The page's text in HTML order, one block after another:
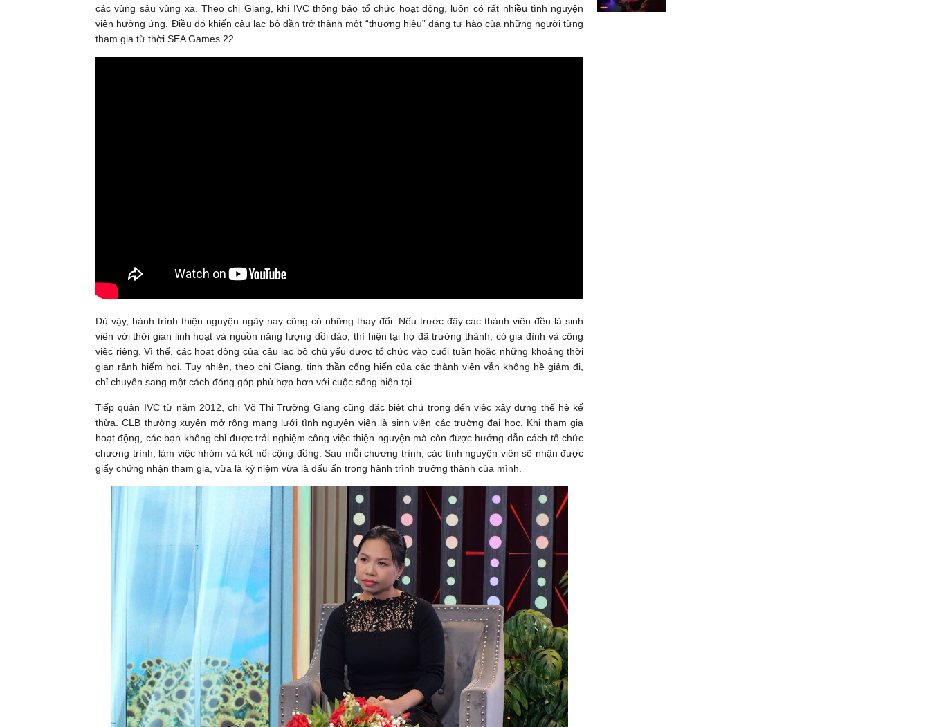
các vùng sâu vùng xa. Theo chị Giang, khi IVC thông báo tổ chức hoạt động, luôn có rất nhiều tình nguyện
viên hưởng ứng. Điều đó khiến câu lạc bộ dần trở thành một “thương hiệu” đáng tự hào của những người từng
tham gia từ thời SEA Games 22.
Dù vậy, hành trình thiện nguyện ngày nay cũng có những thay đổi. Nếu trước đây các thành viên đều là sinh
viên với thời gian linh hoạt và nguồn năng lượng dồi dào, thì hiện tại họ đã trưởng thành, có gia đình và công
việc riêng. Vì thế, các hoạt động của câu lạc bộ chủ yếu được tổ chức vào cuối tuần hoặc những khoảng thời
gian rảnh hiếm hoi. Tuy nhiên, theo chị Giang, tinh thần cống hiến của các thành viên vẫn không hề giảm đi,
chỉ chuyển sang một cách đóng góp phù hợp hơn với cuộc sống hiện tại.
Tiếp quản IVC từ năm 2012, chị Võ Thị Trường Giang cũng đặc biệt chú trọng đến việc xây dựng thế hệ kế
thừa. CLB thường xuyên mở rộng mạng lưới tình nguyện viên là sinh viên các trường đại học. Khi tham gia
hoạt động, các bạn không chỉ được trải nghiệm công việc thiện nguyện mà còn được hướng dẫn cách tổ chức
chương trình, làm việc nhóm và kết nối cộng đồng. Sau mỗi chương trình, các tình nguyện viên sẽ nhận được
giấy chứng nhận tham gia, vừa là kỷ niệm vừa là dấu ấn trong hành trình trưởng thành của mình.